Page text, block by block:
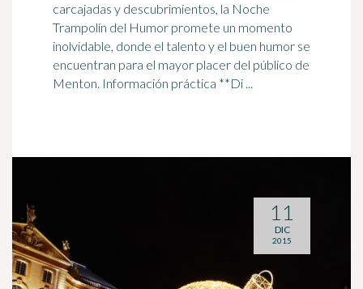
carcajadas y descubrimientos, la Noche
Trampolín del Humor promete un momento
inolvidable, donde el talento y el buen humor se
encuentran para el mayor placer del público de
Menton. Información práctica **Di ...
11
DIC
2015